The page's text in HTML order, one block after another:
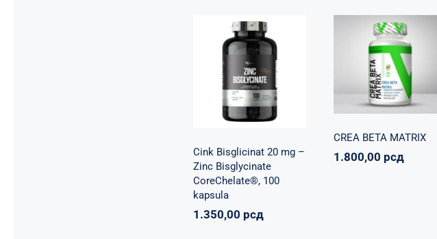
Bisglycinate
CoreChelate®,
100 kapsula
Basic supplements
Svi proizvodi
Vitaminko
1.350,00рсд
Cink Bisglicinat 20 mg –
Zinc Bisglycinate
CoreChelate®, 100
kapsula
1.350,00 рсд
CREA BETA
MATRIX
Napumpanko
proizvodi
Vitalikum
1.800,00рсд
CREA BETA MATRIX
1.800,00 рсд